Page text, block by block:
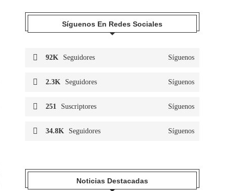
Síguenos En Redes Sociales
92K Seguidores Síguenos
2.3K Seguidores Síguenos
251 Suscriptores Síguenos
34.8K Seguidores Síguenos
Noticias Destacadas